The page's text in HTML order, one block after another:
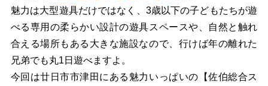
魅力は大型遊具だけではなく、3歳以下の子どもたちが遊
べる専用の柔らかい設計の遊具スペースや、自然と触れ
合える場所もある大きな施設なので、行けば年の離れた
兄弟でも丸1日遊べますよ。
今回は廿日市市津田にある魅力いっぱいの【佐伯総合ス